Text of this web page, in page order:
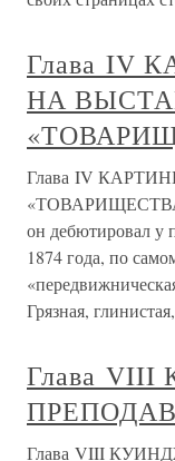
Глава IV
НА
Глава IV
он дебютировал у
1874 года, по
Грязная,
Глава
Глава VIII